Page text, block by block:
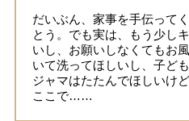
だいぶん、家事を手伝って
とう。でも実は、もう少し
いし、お願いしなくてもお
いて洗ってほしいし、子ど
ジャマはたたんでほしいけ
ここで……